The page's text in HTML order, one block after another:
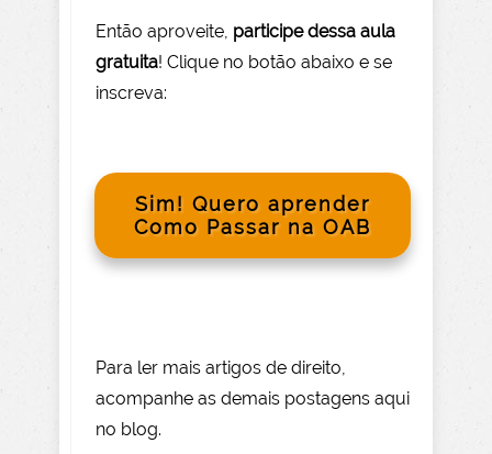
Então aproveite, participe dessa aula
gratuita! Clique no botão abaixo e se
inscreva:
Sim! Quero aprender
Como Passar na OAB
Para ler mais artigos de direito,
acompanhe as demais postagens aqui
no blog.